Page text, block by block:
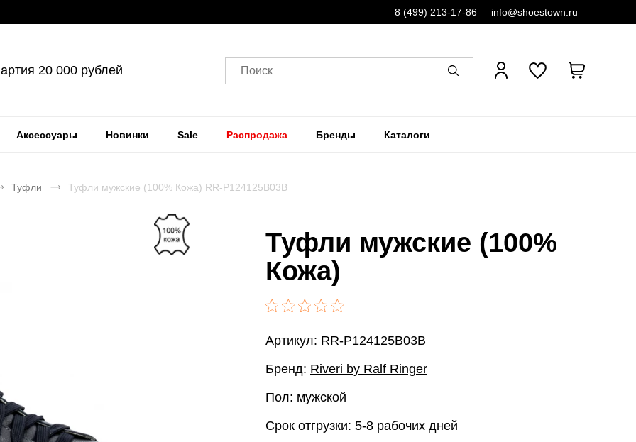
8 (499) 213-17-86 info@shoestown.ru
20 000 рублей Поиск
Аксессуары Новинки Sale Распродажа Бренды Каталоги
Туфли Туфли мужские (100% Кожа) RR-P124125B03B
Туфли мужские (100%
Кожа)
Артикул: RR-P124125B03B
Бренд: Riveri by Ralf Ringer
Пол: мужской
Срок отгрузки: 5-8 рабочих дней